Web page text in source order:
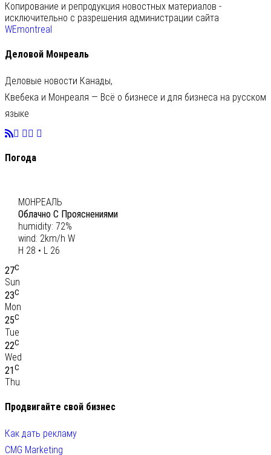
Копирование и репродукция новостных материалов -
исключительно с разрешения администрации сайта
WEmontreal
Деловой Монреаль
Деловые новости Канады,
Квебека и Монреаля — Всё о бизнесе и для бизнеса на русском
языке
Погода
МОНРЕАЛЬ
Облачно С Прояснениями
humidity: 72%
wind: 2km/h W
H 28 • L 26
27C
Sun
23C
Mon
25C
Tue
22C
Wed
21 C
Thu
Продвигайте свой бизнес
Как дать рекламу
CMG Marketing